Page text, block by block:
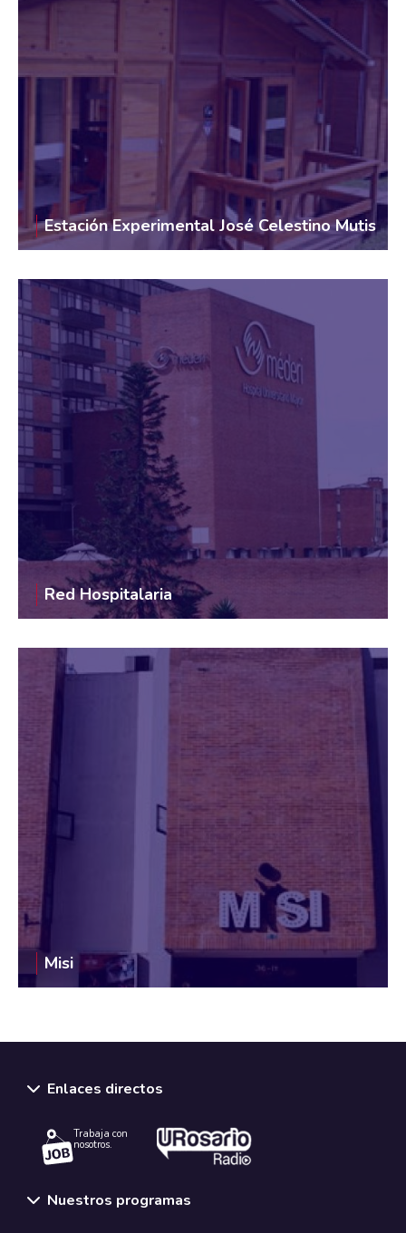
Estación Experimental José Celestino Mutis
Red Hospitalaria
Misi
Enlaces directos
Trabaja con
nosotros.
Nuestros programas